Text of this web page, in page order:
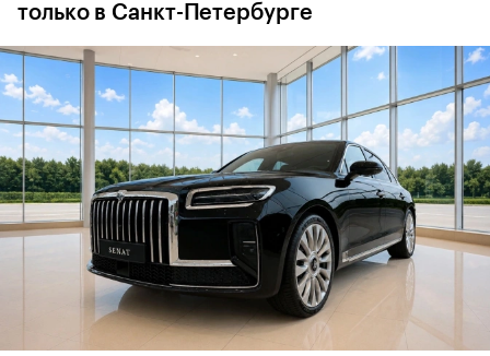
только в Санкт-Петербурге